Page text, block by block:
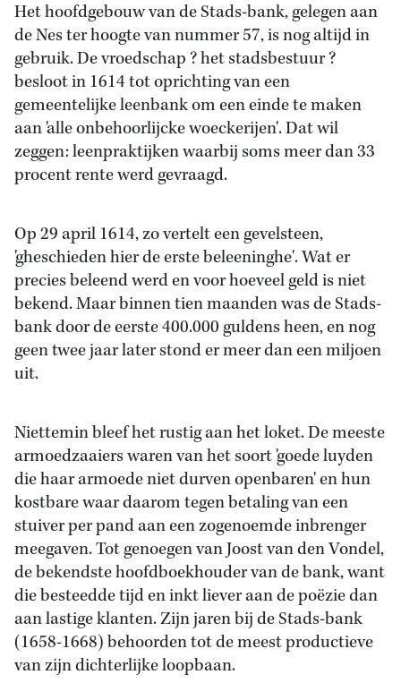
Het hoofdgebouw van de Stads-bank, gelegen aan
de Nes ter hoogte van nummer 57, is nog altijd in
gebruik. De vroedschap ? het stadsbestuur ?
besloot in 1614 tot oprichting van een
gemeentelijke leenbank om een einde te maken
aan 'alle onbehoorlijcke woeckerijen'. Dat wil
zeggen: leenpraktijken waarbij soms meer dan 33
procent rente werd gevraagd.
Op 29 april 1614, zo vertelt een gevelsteen,
'gheschieden hier de erste beleeninghe'. Wat er
precies beleend werd en voor hoeveel geld is niet
bekend. Maar binnen tien maanden was de Stads-
bank door de eerste 400.000 guldens heen, en nog
geen twee jaar later stond er meer dan een miljoen
uit.
Niettemin bleef het rustig aan het loket. De meeste
armoedzaaiers waren van het soort 'goede luyden
die haar armoede niet durven openbaren' en hun
kostbare waar daarom tegen betaling van een
stuiver per pand aan een zogenoemde inbrenger
meegaven. Tot genoegen van Joost van den Vondel,
de bekendste hoofdboekhouder van de bank, want
die besteedde tijd en inkt liever aan de poëzie dan
aan lastige klanten. Zijn jaren bij de Stads-bank
(1658-1668) behoorden tot de meest productieve
van zijn dichterlijke loopbaan.